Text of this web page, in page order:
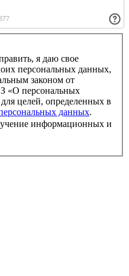
я даю свое
персональных данных,
законом от
«О персональных
целей, определенных в
данных.
информационных и